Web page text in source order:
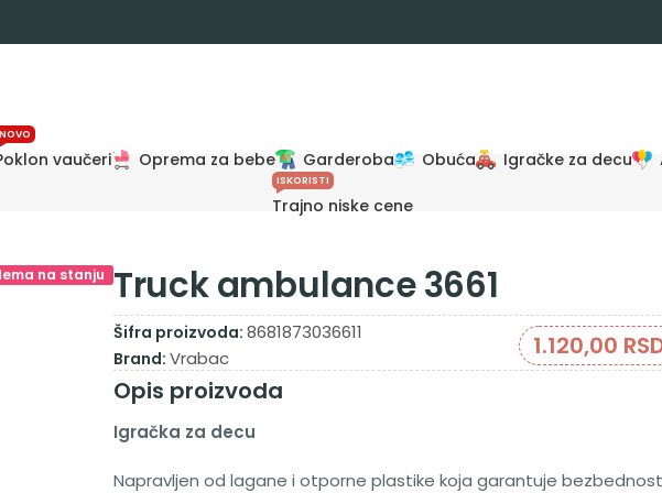
vaučeri
NOVO
Oprema za bebe Garderoba Obuća Igračke za decu
Trajno niske cene
ISKORISTI
na stanju Truck ambulance 3661
Šifra proizvoda: 8681873036611
Brand: Vrabac 1.120,00
Opis proizvoda
Igračka za decu
Napravljen od lagane i otporne plastike koja garantuje